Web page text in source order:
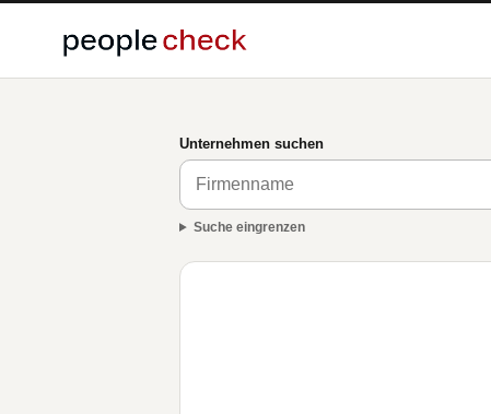
Unternehmen suchen
Suche eingrenzen